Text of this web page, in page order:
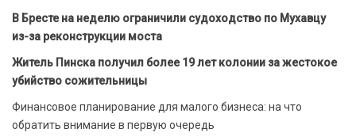
В Бресте на неделю ограничили судоходство по Мухавцу
из-за реконструкции моста
Житель Пинска получил более 19 лет колонии за жестокое
убийство сожительницы
Финансовое планирование для малого бизнеса: на что
обратить внимание в первую очередь